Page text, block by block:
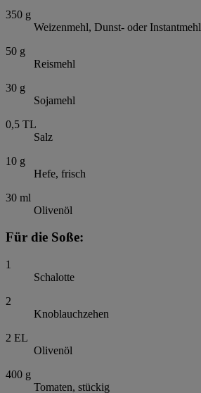
350 g
Weizenmehl, Dunst- oder Instantmehl
50 g
Reismehl
30 g
Sojamehl
0,5 TL
Salz
10 g
Hefe, frisch
30 ml
Olivenöl
Für die Soße:
1
Schalotte
2
Knoblauchzehen
2 EL
Olivenöl
400 g
Tomaten, stückig